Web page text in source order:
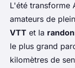
L'été transforme
amateurs de
VTT et la
le plus grand
kilomètres de